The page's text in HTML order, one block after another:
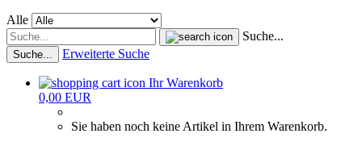
Alle
Suche...
Suche... Erweiterte Suche
Ihr Warenkorb
0,00 EUR
Sie haben noch keine Artikel in Ihrem Warenkorb.